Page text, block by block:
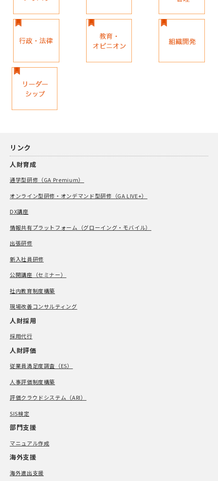
リンク
人財育成
通学型研修（GA Premium）
オンライン型研修・オンデマンド型研修（GA LIVE+）
DX講座
情報共有プラットフォーム（グローイング・モバイル）
出張研修
新入社員研修
公開講座（セミナー）
社内教育制度構築
現場改善コンサルティング
人財採用
採用代行
人財評価
従業員満足度調査（ES）
人事評価制度構築
評価クラウドシステム（ARI）
SIS検定
部門支援
マニュアル作成
海外支援
海外進出支援